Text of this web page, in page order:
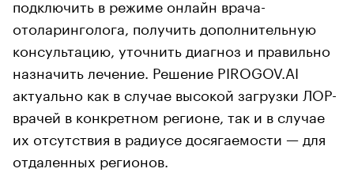
подключить в режиме онлайн врача-
отоларинголога, получить дополнительную
консультацию, уточнить диагноз и правильно
назначить лечение. Решение PIROGOV.AI
актуально как в случае высокой загрузки ЛОР-
врачей в конкретном регионе, так и в случае
их отсутствия в радиусе досягаемости — для
отдаленных регионов.